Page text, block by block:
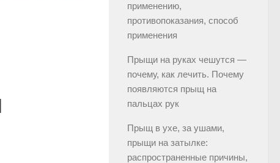
применению,
противопоказания, способ
применения
Прыщи на руках чешутся —
почему, как лечить. Почему
появляются прыщ на
пальцах рук
Прыщ в ухе, за ушами,
прыщи на затылке:
распространенные причины,